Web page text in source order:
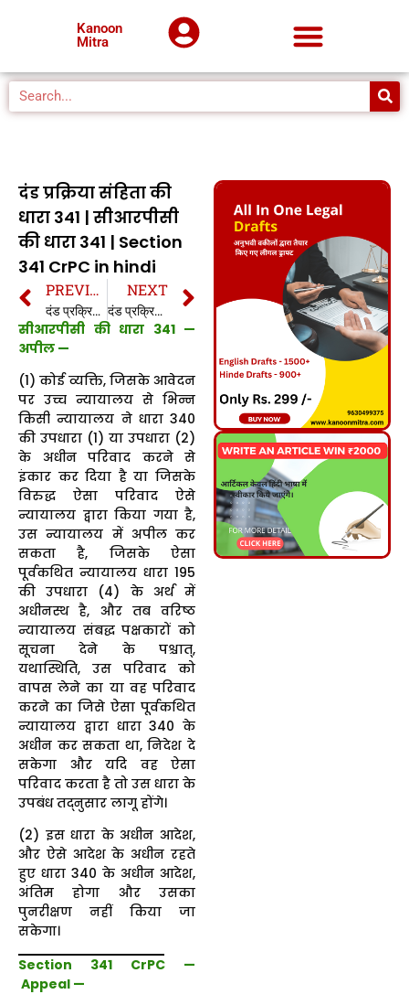
Kanoon
Mitra
दंड प्रक्रिया संहिता की
धारा 341 | सीआरपीसी
की धारा 341 | Section
341 CrPC in hindi
PREVIOUS
दंड प्रक्रिया संहिता की धारा 340 | सीआरपीसी की धारा 340 | Section 340 CrPC in hindi
NEXT
दंड प्रक्रिया संहिता की धारा 342 | सीआरपीसी की धारा 342 | Section 342 CrPC in hindi
सीआरपीसी की धारा 341 —
अपील —
(1) कोई व्यक्ति, जिसके आवेदन
पर उच्च न्यायालय से भिन्न
किसी न्यायालय ने धारा 340
की उपधारा (1) या उपधारा (2)
के अधीन परिवाद करने से
इंकार कर दिया है या जिसके
विरुद्ध ऐसा परिवाद ऐसे
न्यायालय द्वारा किया गया है,
उस न्यायालय में अपील कर
सकता है, जिसके ऐसा
पूर्वकथित न्यायालय धारा 195
की उपधारा (4) के अर्थ में
अधीनस्थ है, और तब वरिष्ठ
न्यायालय संबद्ध पक्षकारों को
सूचना देने के पश्चात्,
यथास्थिति, उस परिवाद को
वापस लेने का या वह परिवाद
करने का जिसे ऐसा पूर्वकथित
न्यायालय द्वारा धारा 340 के
अधीन कर सकता था, निदेश दे
सकेगा और यदि वह ऐसा
परिवाद करता है तो उस धारा के
उपबंध तद्नुसार लागू होंगे।
(2) इस धारा के अधीन आदेश,
और ऐसे आदेश के अधीन रहते
हुए धारा 340 के अधीन आदेश,
अंतिम होगा और उसका
पुनरीक्षण नहीं किया जा
सकेगा।
Section 341 CrPC —
Appeal —